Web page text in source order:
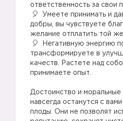
ответственность за свои
Умеете принимать и
добры, вы чувствуете
желание отплатить той
Негативную энергию
трансформируете в
качеств. Растете над
принимаете опыт.
Достоинство и моральные
навсегда останутся с
плоды. Они не позволят